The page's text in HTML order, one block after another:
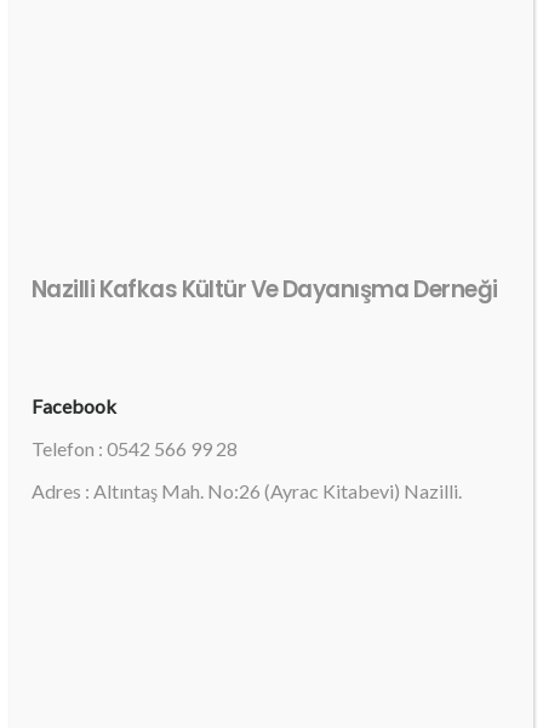
Nazilli Kafkas Kültür Ve Dayanışma Derneği
Facebook
Telefon : 0542 566 99 28
Adres : Altıntaş Mah. No:26 (Ayrac Kitabevi) Nazilli.